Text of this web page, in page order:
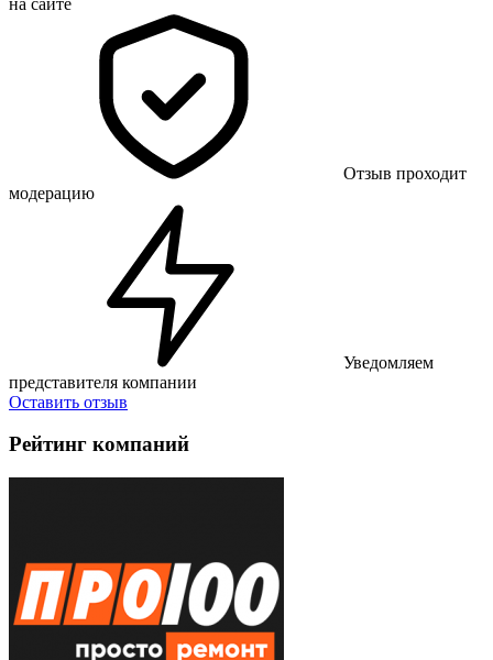
Отзыв проходит
модерацию
Уведомляем
представителя компании
Оставить отзыв
Рейтинг компаний